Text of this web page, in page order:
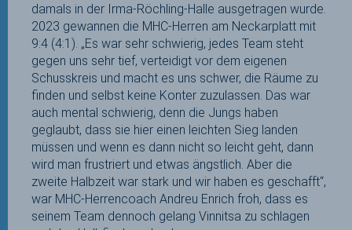
damals in der Irma-Röchling-Halle ausgetragen wurde.
2023 gewannen die MHC-Herren am Neckarplatt mit
9:4 (4:1). „Es war sehr schwierig, jedes Team steht
gegen uns sehr tief, verteidigt vor dem eigenen
Schusskreis und macht es uns schwer, die Räume zu
finden und selbst keine Konter zuzulassen. Das war
auch mental schwierig, denn die Jungs haben
geglaubt, dass sie hier einen leichten Sieg landen
müssen und wenn es dann nicht so leicht geht, dann
wird man frustriert und etwas ängstlich. Aber die
zweite Halbzeit war stark und wir haben es geschafft“,
war MHC-Herrencoach Andreu Enrich froh, dass es
seinem Team dennoch gelang Vinnitsa zu schlagen